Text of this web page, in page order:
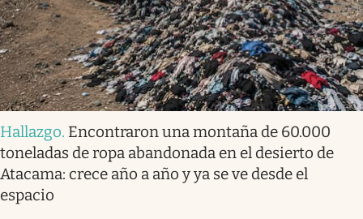
Hallazgo. Encontraron una montaña de 60.000
toneladas de ropa abandonada en el desierto de
Atacama: crece año a año y ya se ve desde el
espacio